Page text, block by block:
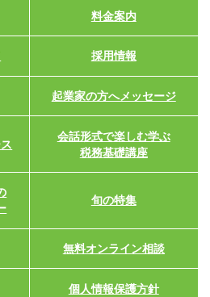
料金案内
採用情報
起業家の方へメッセージ
会話形式で楽しむ学ぶ
税務基礎講座
旬の特集
無料オンライン相談
個人情報保護方針